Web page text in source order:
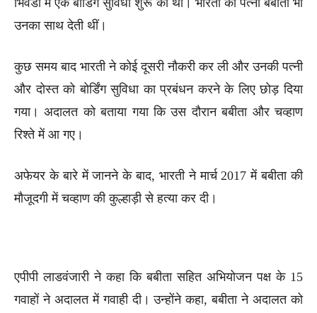
उनका साथ देती थीं।
कुछ समय बाद भारती ने कोई दूसरी नौकरी कर ली और उनकी पत्नी
और दोस्त को बोर्डिंग सुविधा का प्रबंधन करने के लिए छोड़ दिया
गया। अदालत को बताया गया कि उस दौरान बबीता और चव्हाण
रिश्ते में आ गए।
अफेयर के बारे में जानने के बाद, भारती ने मार्च 2017 में बबीता की
मौजूदगी में चव्हाण की कुल्हाड़ी से हत्या कर दी।
एपीपी लाडवंजारी ने कहा कि बबीता सहित अभियोजन पक्ष के 15
गवाहों ने अदालत में गवाही दी। उन्होंने कहा, बबीता ने अदालत को